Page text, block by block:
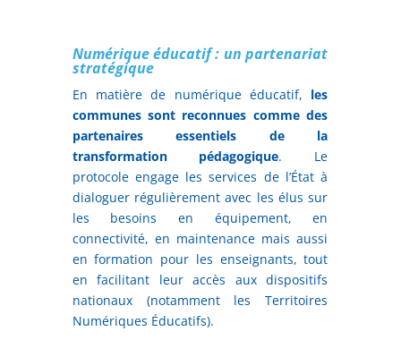
Numérique éducatif : un partenariat
stratégique
En matière de numérique éducatif, les
communes sont reconnues comme des
partenaires essentiels de la
transformation pédagogique. Le
protocole engage les services de l’État à
dialoguer régulièrement avec les élus sur
les besoins en équipement, en
connectivité, en maintenance mais aussi
en formation pour les enseignants, tout
en facilitant leur accès aux dispositifs
nationaux (notamment les Territoires
Numériques Éducatifs).